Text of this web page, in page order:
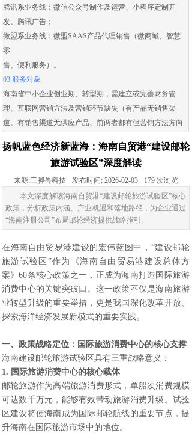
腾讯系业务线：微信公众号制作及运营、 小程序定制开
发、腾讯广告；
微盟系业务线： 微盟SAAS产品代理销售（微商城、智慧
零
售、便利服务）。
03 服务对象
海南省中小企业创业期、转型期，需建立或完善财务管
理、互联网营销方法及营销环节缺失（有产品无销售渠
道、有销售渠道无供应产品、前两者都有但营销方法方向
扬帆蓝色经济新蓝海：海南自贸港“建设邮轮
旅游试验区”深度解读
来源:三脚兽科技 发布时间: 2026-02-03 179 次浏览
本文深度解读海南自贸港“建设邮轮旅游试验区”核心
政策，分析政策内涵、产业机遇和落地路径，为企业通过
“海南注册公司”布局邮轮经济提供战略指引。
在海南自由贸易港建设的宏伟蓝图中，“建设邮轮
旅游试验区”作为《海南自由贸易港建设总体方
案》60条核心政策之一，正成为海南打造国际旅游
消费中心的关键突破口。这一政策不仅是海南旅游
业转型升级的重要举措，更是我国深化改革开放、
探索海洋经济发展新模式的重要实践。
一、政策战略定位：国际旅游消费中心的核心支撑
海南建设邮轮旅游试验区具有三重战略意义：
1. 国际旅游消费中心的核心载体
邮轮旅游作为高端旅游消费形式，单船次消费规模
可达数千万元，能够有效带动旅游消费升级。试验
区建设将使海南成为国际邮轮航线的重要节点，提
升海南在国际旅游市场中的地位。